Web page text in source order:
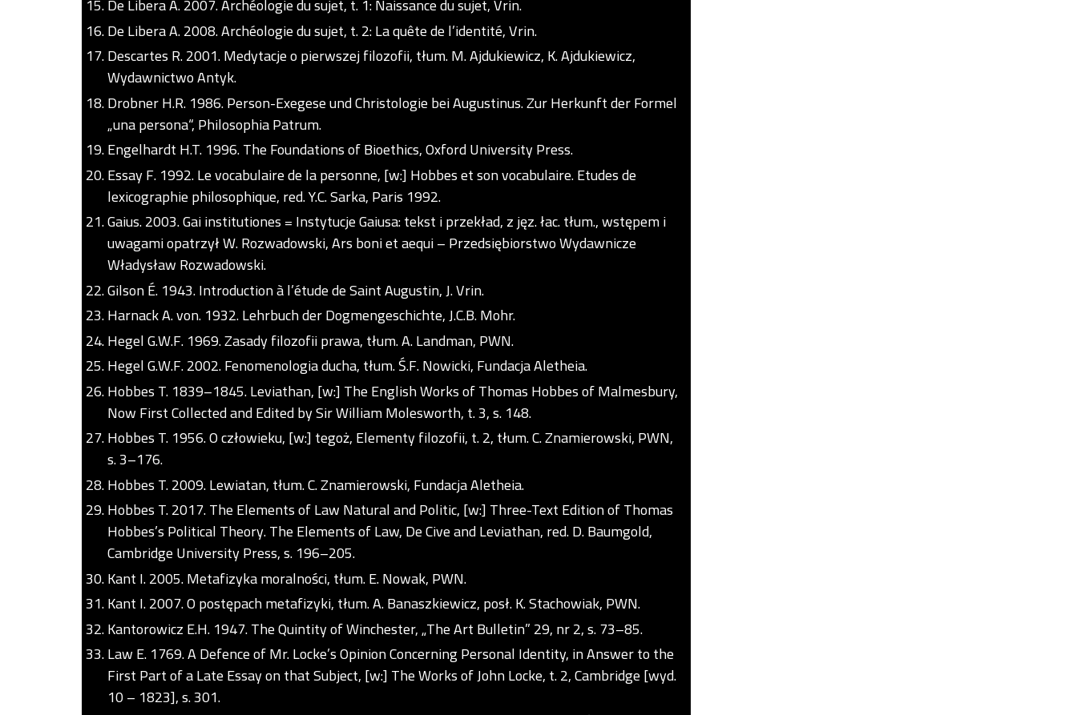
De Libera A. 2008. Archéologie du sujet, t. 2: La quête de l’identité, Vrin.
Descartes R. 2001. Medytacje o pierwszej filozofii, tłum. M. Ajdukiewicz, K. Ajdukiewicz,
Wydawnictwo Antyk.
Drobner H.R. 1986. Person-Exegese und Christologie bei Augustinus. Zur Herkunft der Formel
„una persona“, Philosophia Patrum.
Engelhardt H.T. 1996. The Foundations of Bioethics, Oxford University Press.
Essay F. 1992. Le vocabulaire de la personne, [w:] Hobbes et son vocabulaire. Etudes de
lexicographie philosophique, red. Y.C. Sarka, Paris 1992.
Gaius. 2003. Gai institutiones = Instytucje Gaiusa: tekst i przekład, z jęz. łac. tłum., wstępem i
uwagami opatrzył W. Rozwadowski, Ars boni et aequi – Przedsiębiorstwo Wydawnicze
Władysław Rozwadowski.
Gilson É. 1943. Introduction à l’étude de Saint Augustin, J. Vrin.
Harnack A. von. 1932. Lehrbuch der Dogmengeschichte, J.C.B. Mohr.
Hegel G.W.F. 1969. Zasady filozofii prawa, tłum. A. Landman, PWN.
Hegel G.W.F. 2002. Fenomenologia ducha, tłum. Ś.F. Nowicki, Fundacja Aletheia.
Hobbes T. 1839–1845. Leviathan, [w:] The English Works of Thomas Hobbes of Malmesbury,
Now First Collected and Edited by Sir William Molesworth, t. 3, s. 148.
Hobbes T. 1956. O człowieku, [w:] tegoż, Elementy filozofii, t. 2, tłum. C. Znamierowski, PWN,
s. 3–176.
Hobbes T. 2009. Lewiatan, tłum. C. Znamierowski, Fundacja Aletheia.
Hobbes T. 2017. The Elements of Law Natural and Politic, [w:] Three-Text Edition of Thomas
Hobbes’s Political Theory. The Elements of Law, De Cive and Leviathan, red. D. Baumgold,
Cambridge University Press, s. 196–205.
Kant I. 2005. Metafizyka moralności, tłum. E. Nowak, PWN.
Kant I. 2007. O postępach metafizyki, tłum. A. Banaszkiewicz, posł. K. Stachowiak, PWN.
Kantorowicz E.H. 1947. The Quintity of Winchester, „The Art Bulletin” 29, nr 2, s. 73–85.
Law E. 1769. A Defence of Mr. Locke’s Opinion Concerning Personal Identity, in Answer to the
First Part of a Late Essay on that Subject, [w:] The Works of John Locke, t. 2, Cambridge [wyd.
10 – 1823], s. 301.